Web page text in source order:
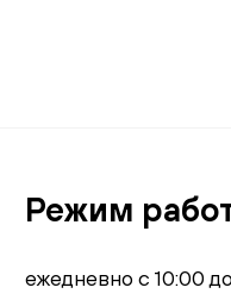
Режим
ежедневно с 10:00